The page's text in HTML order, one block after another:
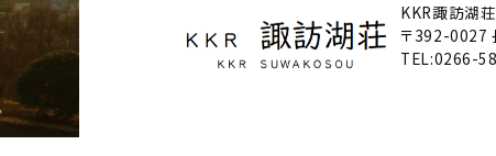
KKR諏訪湖荘
〒392-0027
TEL:0266-